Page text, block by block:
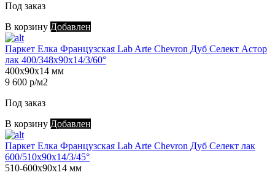
Под заказ
В корзину Добавлен
Паркет Елка Французская Lab Arte Chevron Дуб Селект Астор
лак 400/348х90х14/3/60°
400х90х14 мм
9 600 р/м2
Под заказ
В корзину Добавлен
Паркет Елка Французская Lab Arte Chevron Дуб Селект лак
600/510х90х14/3/45°
510-600х90х14 мм